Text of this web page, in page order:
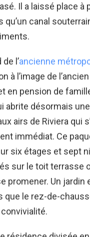
Il a laissé place à
qu’un canal
de l’ancienne
à l’image de
en pension de
abrite désormais
airs de Riviera qui
immédiat. Ce
six étages et sept
sur le toit terrasse
promener. Un
que le rez-de-